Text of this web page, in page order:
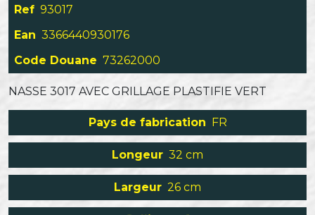
Ref 93017
Ean 3366440930176
Code Douane 73262000
NASSE 3017 AVEC GRILLAGE PLASTIFIE VERT
Pays de fabrication FR
Longeur 32 cm
Largeur 26 cm